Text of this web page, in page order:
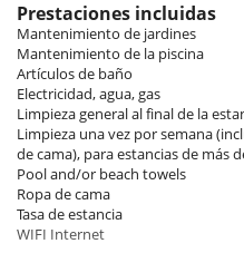
Indoors
The villa is fully sustainable,
living here is designed to allow us
You will find 2 bedrooms, 2
large lounge.
Outdoors​
You will enjoy the private pool
incredible views of the hills, the
Prestaciones incluidas
Mantenimiento de jardines
Mantenimiento de la piscina
Artículos de baño
Electricidad, agua, gas
Limpieza general al final de la
Limpieza una vez por semana
de cama), para estancias de más
Pool and/or beach towels
Ropa de cama
Tasa de estancia
WIFI Internet